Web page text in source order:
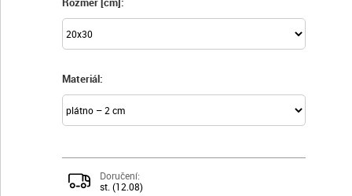
Materiál:
Doručení:
st. (12.08)